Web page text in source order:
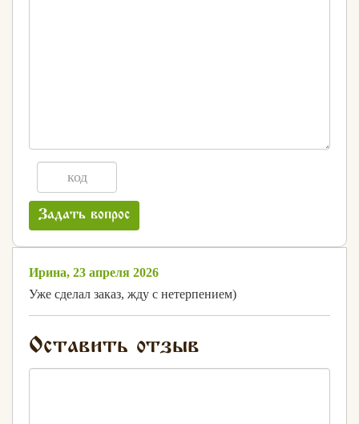
Задать вопрос
Ирина, 23 апреля 2026
Уже сделал заказ, жду с нетерпением)
Оставить отзыв